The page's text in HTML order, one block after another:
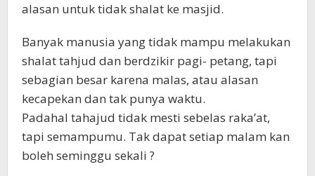
alasan untuk tidak shalat ke masjid.
Banyak manusia yang tidak mampu melakukan
shalat tahjud dan berdzikir pagi- petang, tapi
sebagian besar karena malas, atau alasan
kecapekan dan tak punya waktu.
Padahal tahajud tidak mesti sebelas raka’at,
tapi semampumu. Tak dapat setiap malam kan
boleh seminggu sekali ?